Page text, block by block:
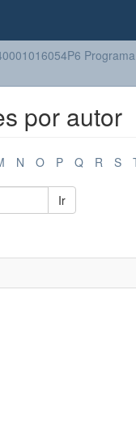
por autor
N O P Q R S
Ir